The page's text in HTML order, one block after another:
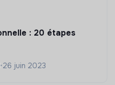
: 20 étapes
•26 juin 2023